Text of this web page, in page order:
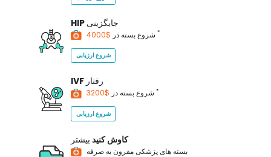
HIP جایگزینی
شروع بسته در *
شروع ارزیابی
IVF رفتار
شروع بسته در *
شروع ارزیابی
کاوش کنید بیشتر
بسته های پزشکی مقرون به صرفه